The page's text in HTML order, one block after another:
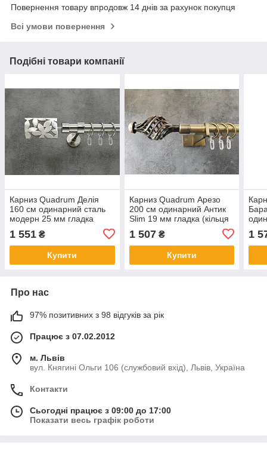
Повернення товару впродовж 14 днів за рахунок покупця
Всі умови повернення
Подібні товари компанії
Карниз Quadrum Делія
160 см одинарний сталь
модерн 25 мм гладка
1 551 ₴
Купити
Карниз Quadrum Арезо
200 см одинарний Антик
Slim 19 мм гладка (кільця
1 507₴
Купити
1
Про нас
97% позитивних з 98 відгуків за рік
Працює з 07.02.2012
м. Львів
вул. Княгині Ольги 106 (службовий вхід), Львів, Україна
Контакти
Сьогодні працює з 09:00 до 17:00
Показати весь графік роботи